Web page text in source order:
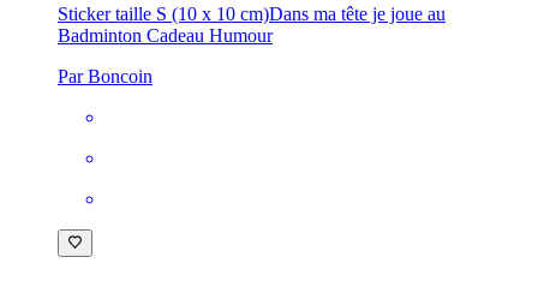
Sticker taille S (10 x 10 cm)Dans ma tête je joue au
Badminton Cadeau Humour
Par Boncoin